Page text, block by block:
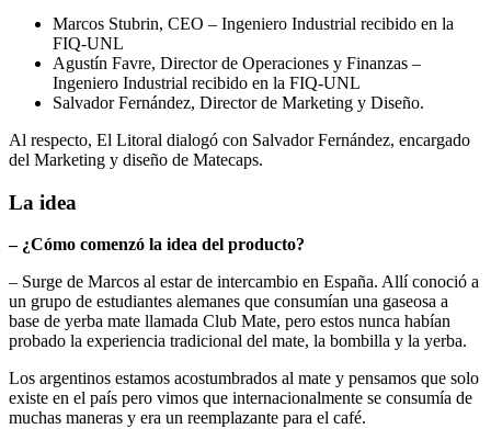
Marcos Stubrin, CEO – Ingeniero Industrial recibido en la
FIQ-UNL
Agustín Favre, Director de Operaciones y Finanzas –
Ingeniero Industrial recibido en la FIQ-UNL
Salvador Fernández, Director de Marketing y Diseño.
Al respecto, El Litoral dialogó con Salvador Fernández, encargado
del Marketing y diseño de Matecaps.
La idea
– ¿Cómo comenzó la idea del producto?
– Surge de Marcos al estar de intercambio en España. Allí conoció a
un grupo de estudiantes alemanes que consumían una gaseosa a
base de yerba mate llamada Club Mate, pero estos nunca habían
probado la experiencia tradicional del mate, la bombilla y la yerba.
Los argentinos estamos acostumbrados al mate y pensamos que solo
existe en el país pero vimos que internacionalmente se consumía de
muchas maneras y era un reemplazante para el café.